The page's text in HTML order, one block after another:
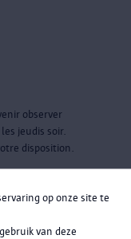
op onze site te
van deze
observer
jeudis soir.
disposition.